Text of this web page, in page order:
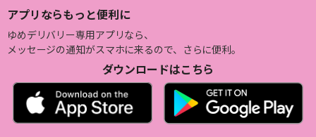
アプリならもっと便利に
ゆめデリバリー専用アプリなら、
メッセージの通知がスマホに来るので、さらに便利。
ダウンロードはこちら